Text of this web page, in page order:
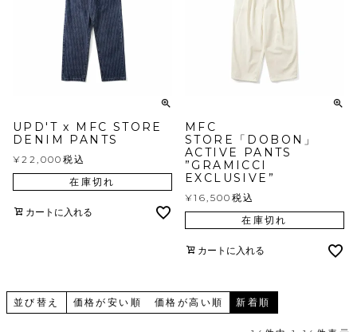
UPD'T x MFC STORE
DENIM PANTS
¥22,000 税込
在庫切れ
カートに入れる
MFC
STORE「DOBON」
ACTIVE PANTS
”GRAMICCI
EXCLUSIVE”
¥16,500 税込
在庫切れ
カートに入れる
並び替え 価格が安い順 価格が高い順 新着順